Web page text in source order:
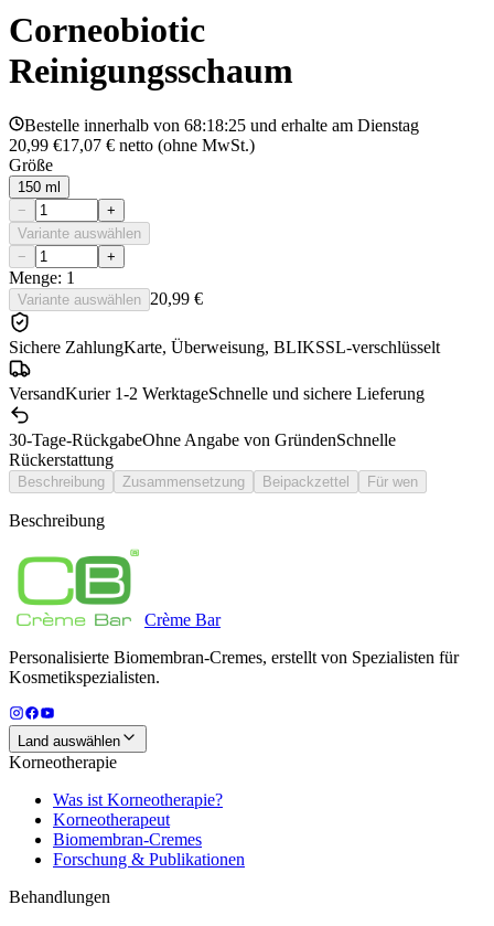
Corneobiotic
Reinigungsschaum
Bestelle innerhalb von 68:18:25 und erhalte am Dienstag
20,99 €17,07 € netto (ohne MwSt.)
Größe
150 ml
−
+
Variante auswählen
−
+
Menge: 1
Variante auswählen 20,99 €
Sichere ZahlungKarte, Überweisung, BLIKSSL-verschlüsselt
VersandKurier 1-2 WerktageSchnelle und sichere Lieferung
30-Tage-RückgabeOhne Angabe von GründenSchnelle
Rückerstattung
Beschreibung Zusammensetzung Beipackzettel Für wen
Beschreibung
Crème Bar
Personalisierte Biomembran-Cremes, erstellt von Spezialisten für
Kosmetikspezialisten.
Land auswählen
Korneotherapie
Was ist Korneotherapie?
Korneotherapeut
Biomembran-Cremes
Forschung & Publikationen
Behandlungen